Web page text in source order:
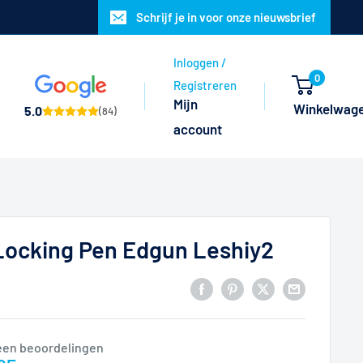
Schrijf je in voor onze nieuwsbrief
5.0
(84)
Inloggen /
Registreren
Mijn
account
0
Pen Edgun Leshiy2
beoordelingen